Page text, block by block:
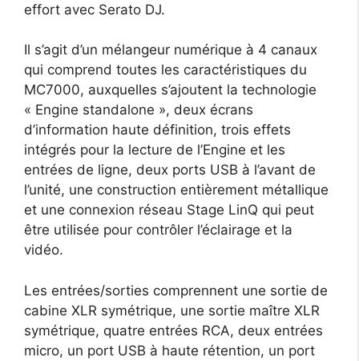
effort avec Serato DJ.
Il s’agit d’un mélangeur numérique à 4 canaux
qui comprend toutes les caractéristiques du
MC7000, auxquelles s’ajoutent la technologie
« Engine standalone », deux écrans
d’information haute définition, trois effets
intégrés pour la lecture de l’Engine et les
entrées de ligne, deux ports USB à l’avant de
l’unité, une construction entièrement métallique
et une connexion réseau Stage LinQ qui peut
être utilisée pour contrôler l’éclairage et la
vidéo.
Les entrées/sorties comprennent une sortie de
cabine XLR symétrique, une sortie maître XLR
symétrique, quatre entrées RCA, deux entrées
micro, un port USB à haute rétention, un port